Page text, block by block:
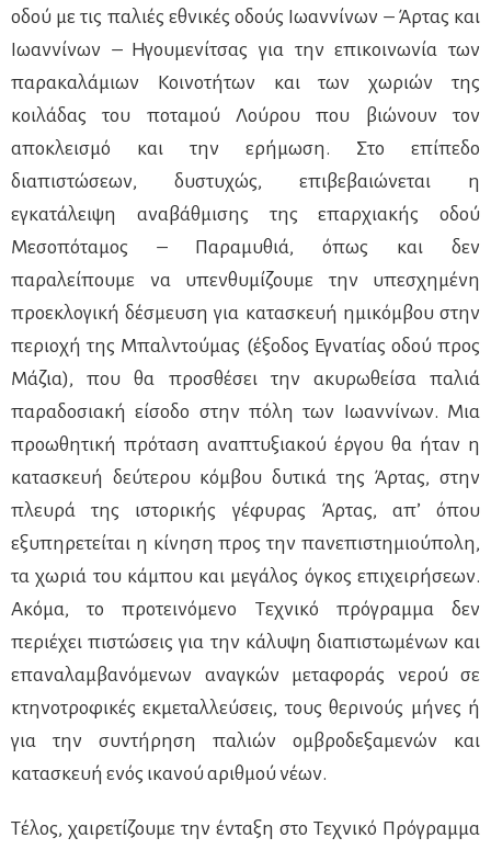
οδού με τις παλιές εθνικές οδούς Ιωαννίνων – Άρτας και
Ιωαννίνων – Ηγουμενίτσας για την επικοινωνία των
παρακαλάμιων Κοινοτήτων και των χωριών της
κοιλάδας του ποταμού Λούρου που βιώνουν τον
αποκλεισμό και την ερήμωση. Στο επίπεδο
διαπιστώσεων, δυστυχώς, επιβεβαιώνεται η
εγκατάλειψη αναβάθμισης της επαρχιακής οδού
Μεσοπόταμος – Παραμυθιά, όπως και δεν
παραλείπουμε να υπενθυμίζουμε την υπεσχημένη
προεκλογική δέσμευση για κατασκευή ημικόμβου στην
περιοχή της Μπαλντούμας (έξοδος Εγνατίας οδού προς
Μάζια), που θα προσθέσει την ακυρωθείσα παλιά
παραδοσιακή είσοδο στην πόλη των Ιωαννίνων. Μια
προωθητική πρόταση αναπτυξιακού έργου θα ήταν η
κατασκευή δεύτερου κόμβου δυτικά της Άρτας, στην
πλευρά της ιστορικής γέφυρας Άρτας, απ’ όπου
εξυπηρετείται η κίνηση προς την πανεπιστημιούπολη,
τα χωριά του κάμπου και μεγάλος όγκος επιχειρήσεων.
Ακόμα, το προτεινόμενο Τεχνικό πρόγραμμα δεν
περιέχει πιστώσεις για την κάλυψη διαπιστωμένων και
επαναλαμβανόμενων αναγκών μεταφοράς νερού σε
κτηνοτροφικές εκμεταλλεύσεις, τους θερινούς μήνες ή
για την συντήρηση παλιών ομβροδεξαμενών και
κατασκευή ενός ικανού αριθμού νέων.
Τέλος, χαιρετίζουμε την ένταξη στο Τεχνικό Πρόγραμμα